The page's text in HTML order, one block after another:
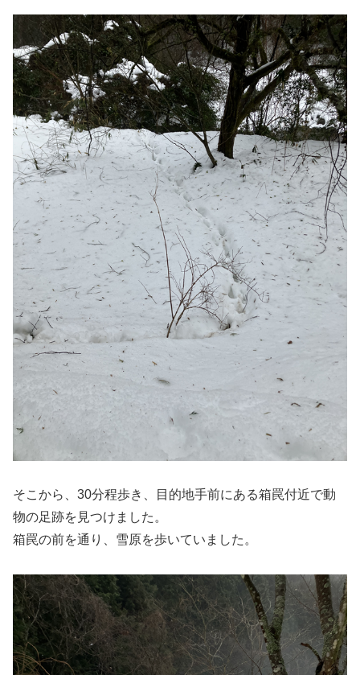
そこから、30分程歩き、目的地手前にある箱罠付近で動
物の足跡を見つけました。
箱罠の前を通り、雪原を歩いていました。